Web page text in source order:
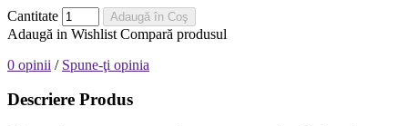
Cantitate Adaugă în Coş
Adaugă in Wishlist Compară produsul
0 opinii / Spune-ţi opinia
Descriere Produs